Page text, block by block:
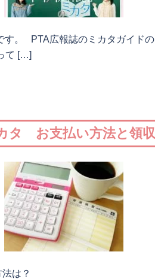
す。 PTA広報誌のミカタガイド
て […]
タ お支払い方法と領
は？